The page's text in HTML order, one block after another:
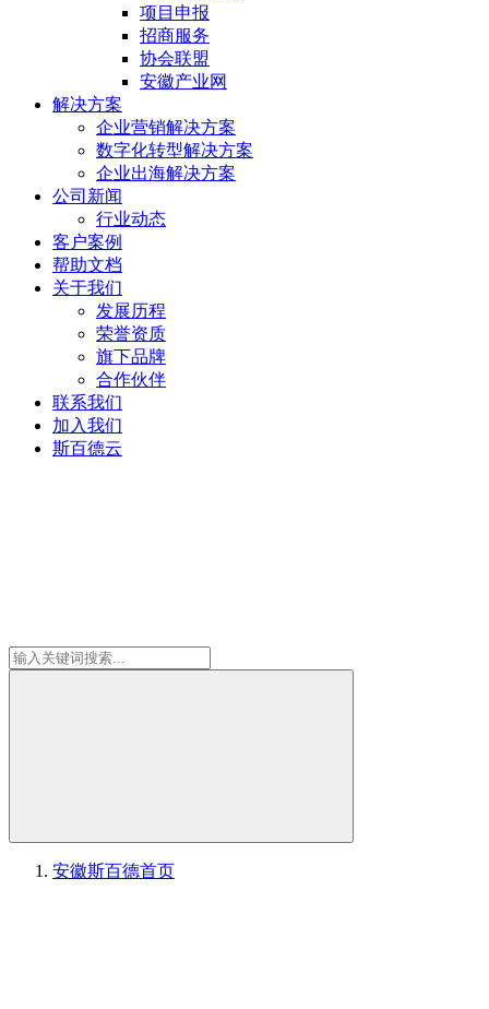
项目申报
招商服务
协会联盟
安徽产业网
解决方案
企业营销解决方案
数字化转型解决方案
企业出海解决方案
公司新闻
行业动态
客户案例
帮助文档
关于我们
发展历程
荣誉资质
旗下品牌
合作伙伴
联系我们
加入我们
斯百德云
安徽斯百德首页